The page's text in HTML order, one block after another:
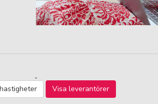
Visa leverantörer